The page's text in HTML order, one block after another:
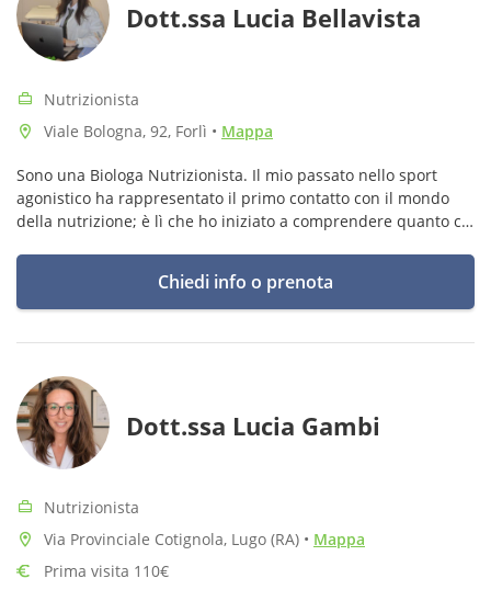
Dott.ssa Lucia Bellavista
Nutrizionista
Viale Bologna, 92, Forlì • Mappa
Sono una Biologa Nutrizionista. Il mio passato nello sport
agonistico ha rappresentato il primo contatto con il mondo
della nutrizione; è lì che ho iniziato a comprendere quanto ciò
Chiedi info o prenota
Dott.ssa Lucia Gambi
Nutrizionista
Via Provinciale Cotignola, Lugo (RA) • Mappa
Prima visita 110€